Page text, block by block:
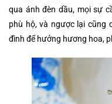
qua ánh đèn dầu, mọi sự
phù hộ, và ngược lại cũng
đình để hưởng hương hoa,